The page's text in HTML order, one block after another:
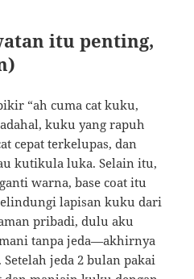
itu penting,
“ah cuma cat kuku,
kuku yang rapuh
cepat terkelupas, dan
kutikula luka. Selain itu,
warna, base coat itu
lapisan kuku dari
pribadi, dulu aku
tanpa jeda—akhirnya
jeda 2 bulan pakai